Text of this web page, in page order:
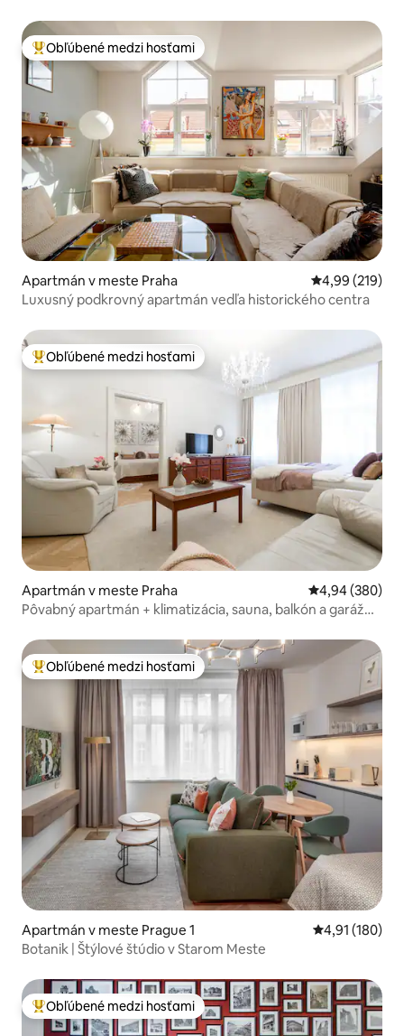
Najobľúbenejšie medzi hosťami
Obľúbené medzi hosťami
Apartmán v meste Praha Priemerné
4,99 (219)
Luxusný podkrovný apartmán vedľa historického centra
Najobľúbenejšie medzi hosťami
Obľúbené medzi hosťami
Apartmán v meste Praha Priemerné
4,94 (380)
Pôvabný apartmán + klimatizácia, sauna, balkón a garáž
Najobľúbenejšie medzi hosťami
Obľúbené medzi hosťami
Apartmán v meste Prague 1 Priemerné
4,91 (180)
Botanik | Štýlové štúdio v Starom Meste
Najobľúbenejšie medzi hosťami
Obľúbené medzi hosťami